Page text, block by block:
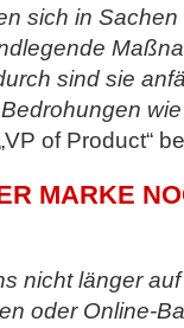
sich in
sind sie
wie
of Product“
MARKE
nicht länger
oder Online-